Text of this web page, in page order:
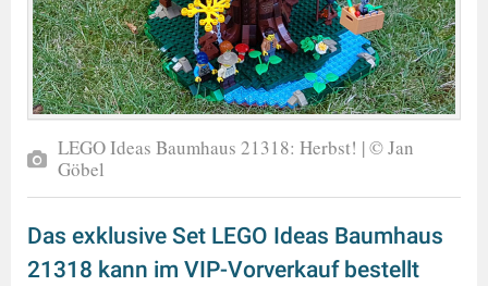
LEGO Ideas Baumhaus 21318: Herbst! | © Jan
Göbel
Das exklusive Set LEGO Ideas Baumhaus
21318 kann im VIP-Vorverkauf bestellt